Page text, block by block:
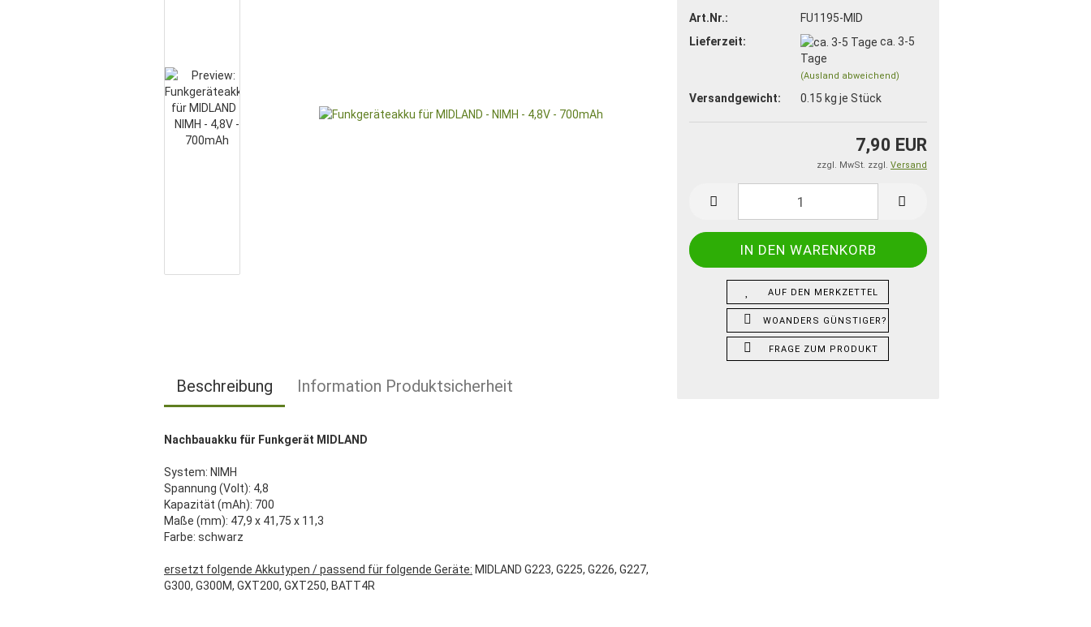
Art.Nr.:
FU1195-MID
Lieferzeit:
ca. 3-5
Tage
(Ausland abweichend)
Versandgewicht: 0.15 kg je Stück
7,90 EUR
zzgl. MwSt. zzgl. Versand
AUF DEN MERKZETTEL
WOANDERS GÜNSTIGER?
FRAGE ZUM PRODUKT
Beschreibung Information Produktsicherheit
Nachbauakku für Funkgerät MIDLAND
System: NIMH
Spannung (Volt): 4,8
Kapazität (mAh): 700
Maße (mm): 47,9 x 41,75 x 11,3
Farbe: schwarz
ersetzt folgende Akkutypen / passend für folgende Geräte: MIDLAND G223, G225, G226, G227,
G300, G300M, GXT200, GXT250, BATT4R